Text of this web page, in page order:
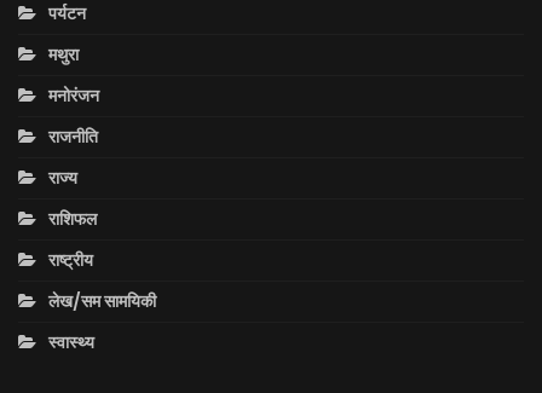
पर्यटन
मथुरा
मनोरंजन
राजनीति
राज्य
राशिफल
राष्ट्रीय
लेख/सम सामयिकी
स्वास्थ्य